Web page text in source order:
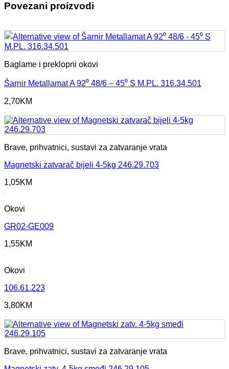
Povezani proizvodi
Baglame i preklopni okovi
Šarnir Metallamat A 92⁰ 48/6 – 45⁰ S M.PL. 316.34.501
2,70KM
Brave, prihvatnici, sustavi za zatvaranje vrata
Magnetski zatvarač bijeli 4-5kg 246.29.703
1,05KM
Okovi
GR02-GE009
1,55KM
Okovi
106.61.223
3,80KM
Brave, prihvatnici, sustavi za zatvaranje vrata